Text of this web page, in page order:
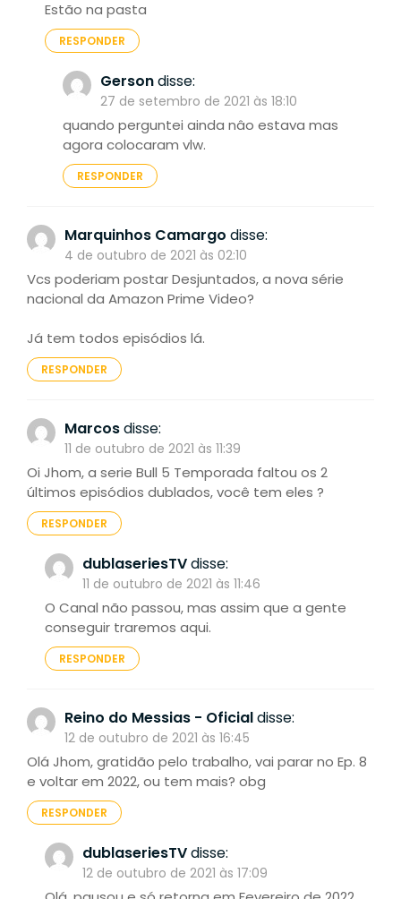
Estão na pasta
RESPONDER
Gersondisse:
27 de setembro de 2021 às 18:10
quando perguntei ainda nâo estava mas
agora colocaram vlw.
RESPONDER
Marquinhos Camargo disse:
4 de outubro de 2021 às 02:10
Vcs poderiam postar Desjuntados, a nova série
nacional da Amazon Prime Video?
Já tem todos episódios lá.
RESPONDER
Marcosdisse:
11 de outubro de 2021 às 11:39
Oi Jhom, a serie Bull 5 Temporada faltou os 2
últimos episódios dublados, você tem eles ?
RESPONDER
dublaseriesTVdisse:
11 de outubro de 2021 às 11:46
O Canal não passou, mas assim que a gente
conseguir traremos aqui.
RESPONDER
Reino do Messias - Oficialdisse:
12 de outubro de 2021 às 16:45
Olá Jhom, gratidão pelo trabalho, vai parar no Ep. 8
e voltar em 2022, ou tem mais? obg
RESPONDER
dublaseriesTVdisse:
12 de outubro de 2021 às 17:09